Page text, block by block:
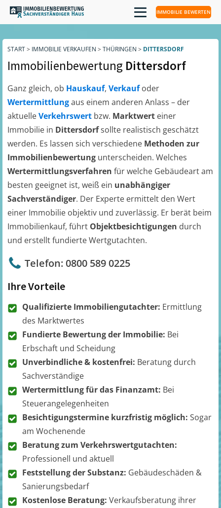
IMMOBILIE BEWERTEN
START> IMMOBILIE VERKAUFEN > THÜRINGEN > DITTERSDORF
Immobilienbewertung Dittersdorf
Ganz gleich, ob Hauskauf, Verkaufoder
Wertermittlungaus einem anderen Anlass – der
aktuelleVerkehrswert bzw. Marktwert einer
Immobilie in Dittersdorfsollte realistisch geschätzt
werden. Es lassen sich verschiedene Methoden zur
Immobilienbewertung unterscheiden. Welches
Wertermittlungsverfahren für welche Gebäudeart am
besten geeignet ist, weiß ein unabhängiger
Sachverständiger. Der Experte ermittelt den Wert
einer Immobilie objektiv und zuverlässig. Er berät beim
Immobilienkauf, führt Objektbesichtigungen durch
und erstellt fundierte Wertgutachten.
Telefon: 0800 589 0225
Ihre Vorteile
Qualifizierte Immobiliengutachter: Ermittlung
des Marktwertes
Fundierte Bewertung der Immobilie: Bei
Erbschaft und Scheidung
Unverbindliche & kostenfrei: Beratung durch
Sachverständige
Wertermittlung für das Finanzamt: Bei
Steuerangelegenheiten
Besichtigungstermine kurzfristig möglich: Sogar
am Wochenende
Beratung zum Verkehrswertgutachten:
Professionell und aktuell
Feststellung der Substanz: Gebäudeschäden &
Sanierungsbedarf
Kostenlose Beratung: Verkaufsberatung ihrer